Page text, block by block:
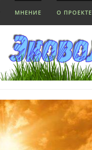
МНЕНИЕ О ПРОЕКТЕ